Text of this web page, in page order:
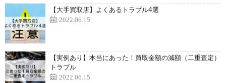
【大手買取店】よくあるトラブル4選
2022.06.15
【実例あり】本当にあった！買取金額の減額（二重査定）
トラブル
2022.06.15